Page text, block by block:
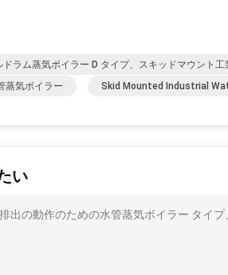
ラム蒸気ボイラー D タイプ、スキッドマウント工
蒸気ボイラー
Skid Mounted Industrial
い
出の動作のための水管蒸気ボイラー タイ